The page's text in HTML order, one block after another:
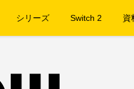
シリーズ Switch 2 資